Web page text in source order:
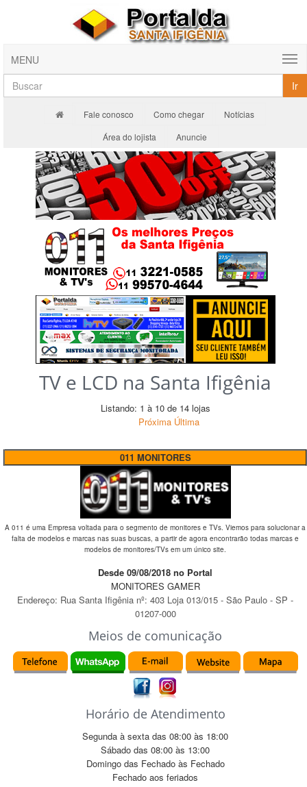
MENU
Ir
Fale conosco Como chegar
Notícias
Área do lojista
Anuncie
TV e LCD na Santa Ifigênia
Listando: 1 à 10 de 14 lojas
Próxima Última
011 MONITORES
A 011 é uma Empresa voltada para o segmento de monitores e TVs. Viemos para solucionar a
falta de modelos e marcas nas suas buscas, a partir de agora encontrarão todas marcas e
modelos de monitores/TVs em um único site.
Desde 09/08/2018 no Portal
MONITORES GAMER
Endereço: Rua Santa Ifigênia nº: 403 Loja 013/015 - São Paulo - SP -
01207-000
Meios de comunicação
Horário de Atendimento
Segunda à sexta das 08:00 às 18:00
Sábado das 08:00 às 13:00
Domingo das Fechadoàs Fechado
Fechado aos feriados